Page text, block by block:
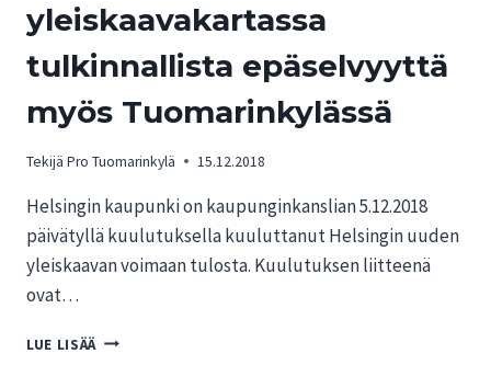
yleiskaavakartassa
tulkinnallista epäselvyyttä
myös Tuomarinkylässä
Tekijä Pro Tuomarinkylä 15.12.2018
Helsingin kaupunki on kaupunginkanslian 5.12.2018
päivätyllä kuulutuksella kuuluttanut Helsingin uuden
yleiskaavan voimaan tulosta. Kuulutuksen liitteenä
ovat…
LUE LISÄÄ HELSINGIN